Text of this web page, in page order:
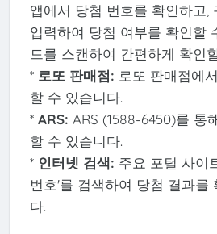
앱에서 당첨 번호를 확인하고,
입력하여 당첨 여부를 확인할
드를 스캔하여 간편하게 확인
* 로또 판매점: 로또 판매점에
할 수 있습니다.
* ARS: ARS (1588-6450)를 통
할 수 있습니다.
* 인터넷 검색: 주요 포털 사이
번호'를 검색하여 당첨 결과를
다.